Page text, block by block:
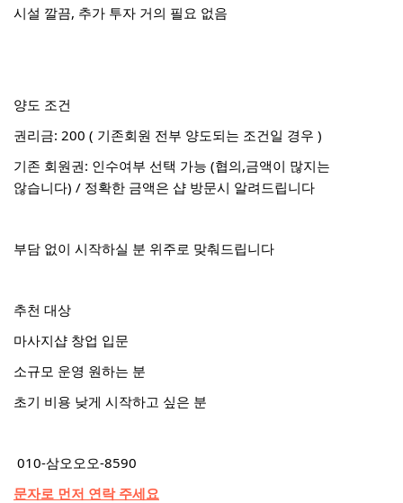
시설 깔끔, 추가 투자 거의 필요 없음
양도 조건
권리금: 200 ( 기존회원 전부 양도되는 조건일 경우 )
기존 회원권: 인수여부 선택 가능 (협의,금액이 많지는
않습니다) / 정확한 금액은 샵 방문시 알려드립니다
부담 없이 시작하실 분 위주로 맞춰드립니다
추천 대상
마사지샵 창업 입문
소규모 운영 원하는 분
초기 비용 낮게 시작하고 싶은 분
010-삼오오오-8590
문자로 먼저 연락 주세요